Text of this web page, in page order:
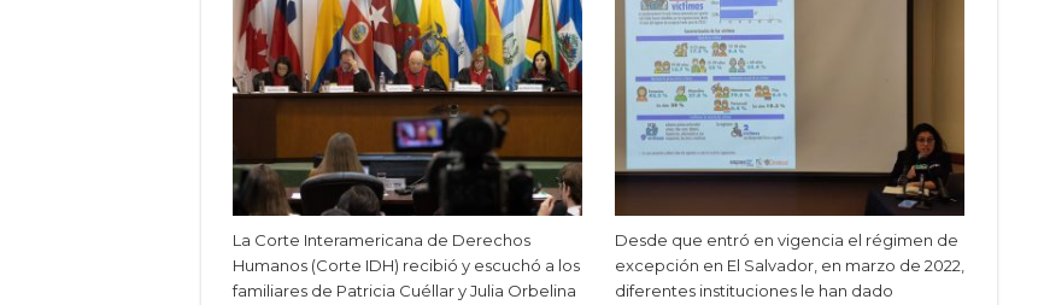
La Corte Interamericana de Derechos
Humanos (Corte IDH) recibió y escuchó a los
familiares de Patricia Cuéllar y Julia Orbelina
Desde que entró en vigencia el régimen de
excepción en El Salvador, en marzo de 2022,
diferentes instituciones le han dado